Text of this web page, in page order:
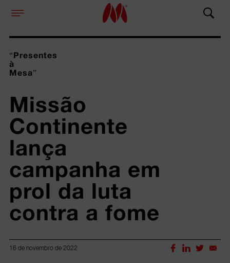
“Presentes
à
Mesa”
Missão
Continente
lança
campanha em
prol da luta
contra a fome
16 de novembro de 2022